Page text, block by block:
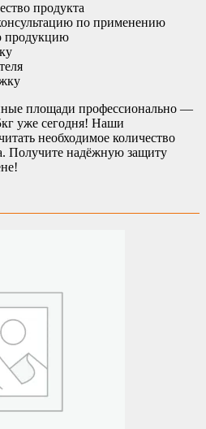
продукта
по применению
продукцию
площади профессионально —
уже сегодня! Наши
необходимое количество
Получите надёжную защиту